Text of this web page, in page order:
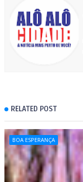
RELATED POST
BOA ESPERANÇA